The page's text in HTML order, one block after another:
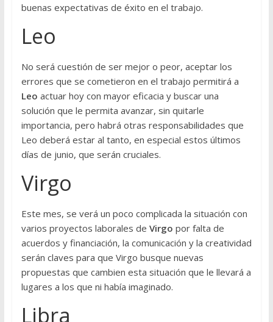
buenas expectativas de éxito en el trabajo.
Leo
No será cuestión de ser mejor o peor, aceptar los
errores que se cometieron en el trabajo permitirá a
Leo actuar hoy con mayor eficacia y buscar una
solución que le permita avanzar, sin quitarle
importancia, pero habrá otras responsabilidades que
Leo deberá estar al tanto, en especial estos últimos
días de junio, que serán cruciales.
Virgo
Este mes, se verá un poco complicada la situación con
varios proyectos laborales de Virgo por falta de
acuerdos y financiación, la comunicación y la creatividad
serán claves para que Virgo busque nuevas
propuestas que cambien esta situación que le llevará a
lugares a los que ni había imaginado.
Libra